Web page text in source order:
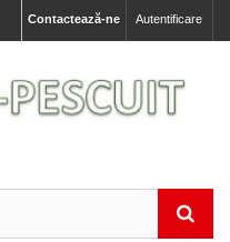
Autentificare
Contactează-ne